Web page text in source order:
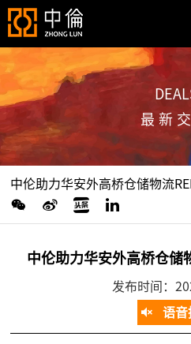
最新
中伦助力华安外高桥仓储物流
中伦助力华安外高桥仓储
发布时间：
语音